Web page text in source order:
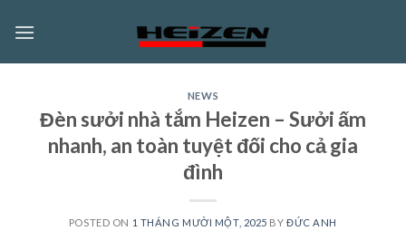
NEWS
Đèn sưởi nhà tắm Heizen – Sưởi ấm
nhanh, an toàn tuyệt đối cho cả gia
đình
POSTED ON 1 THÁNG MƯỜI MỘT, 2025 BYĐỨC ANH